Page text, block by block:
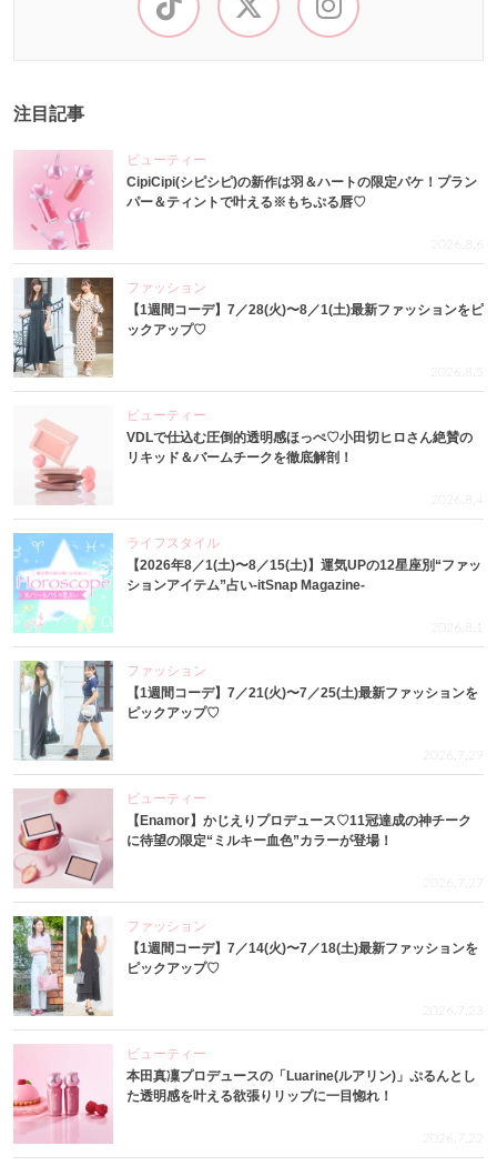
注目記事
ビューティー
CipiCipi(シピシピ)の新作は羽＆ハートの限定パケ！プラン
パー＆ティントで叶える※もちぷる唇♡
2026.8.6
ファッション
【1週間コーデ】7／28(火)〜8／1(土)最新ファッションをピ
ックアップ♡
2026.8.5
ビューティー
VDLで仕込む圧倒的透明感ほっぺ♡小田切ヒロさん絶賛の
リキッド＆バームチークを徹底解剖！
2026.8.4
ライフスタイル
【2026年8／1(土)〜8／15(土)】運気UPの12星座別“ファッ
ションアイテム”占い-itSnap Magazine-
2026.8.1
ファッション
【1週間コーデ】7／21(火)〜7／25(土)最新ファッションを
ピックアップ♡
2026.7.29
ビューティー
【Enamor】かじえりプロデュース♡11冠達成の神チーク
に待望の限定“ミルキー血色”カラーが登場！
2026.7.27
ファッション
【1週間コーデ】7／14(火)〜7／18(土)最新ファッションを
ピックアップ♡
2026.7.23
ビューティー
本田真凜プロデュースの「Luarine(ルアリン)」ぷるんとし
た透明感を叶える欲張りリップに一目惚れ！
2026.7.22